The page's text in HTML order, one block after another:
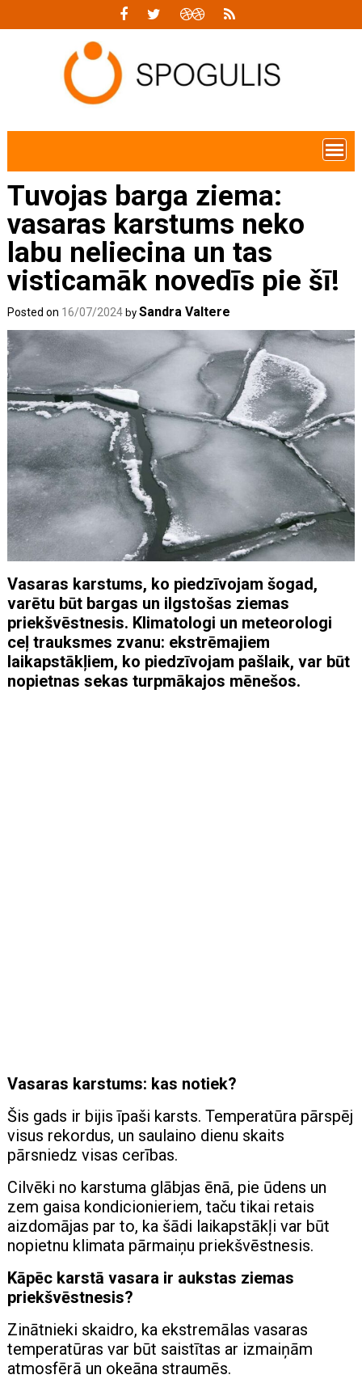
Tuvojas barga ziema:
vasaras karstums neko
labu neliecina un tas
visticamāk novedīs pie šī!
Posted on 16/07/2024 bySandra Valtere
Vasaras karstums, ko piedzīvojam šogad,
varētu būt bargas un ilgstošas ziemas
priekšvēstnesis. Klimatologi un meteorologi
ceļ trauksmes zvanu: ekstrēmajiem
laikapstākļiem, ko piedzīvojam pašlaik, var būt
nopietnas sekas turpmākajos mēnešos.
Vasaras karstums: kas notiek?
Šis gads ir bijis īpaši karsts. Temperatūra pārspēj
visus rekordus, un saulaino dienu skaits
pārsniedz visas cerības.
Cilvēki no karstuma glābjas ēnā, pie ūdens un
zem gaisa kondicionieriem, taču tikai retais
aizdomājas par to, ka šādi laikapstākļi var būt
nopietnu klimata pārmaiņu priekšvēstnesis.
Kāpēc karstā vasara ir aukstas ziemas
priekšvēstnesis?
Zinātnieki skaidro, ka ekstremālas vasaras
temperatūras var būt saistītas ar izmaiņām
atmosfērā un okeāna straumēs.